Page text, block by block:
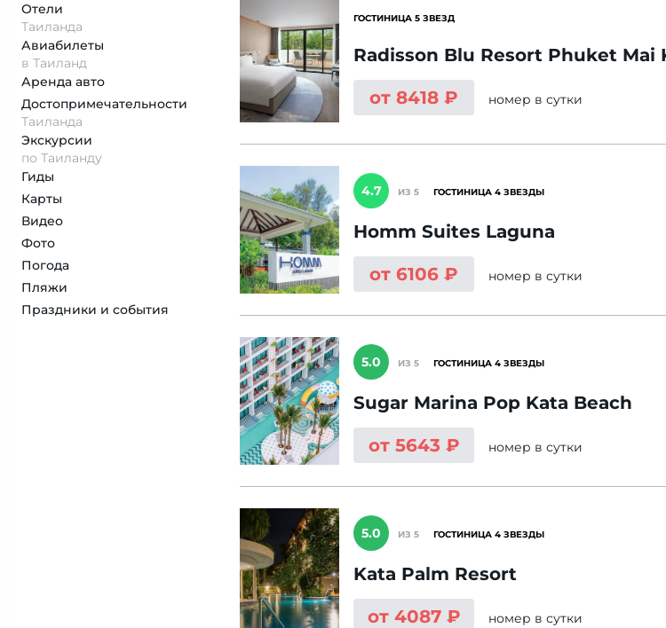
Отели
Таиланда
Авиабилеты
в Таиланд
Аренда авто
Достопримеча­тельности
Таиланда
Экскурсии
по Таиланду
Гиды
Карты
Видео
Фото
Погода
Пляжи
Праздники и события
ГОСТИНИЦА 5 ЗВЕЗД
Radisson Blu Resort Phuket Mai
от 8418 ₽
номер в сутки
4.7 ИЗ 5 ГОСТИНИЦА 4 ЗВЕЗДЫ
Homm Suites Laguna
от 6106 ₽
номер в сутки
5.0 ИЗ 5 ГОСТИНИЦА 4 ЗВЕЗДЫ
Sugar Marina Pop Kata Beach
от 5643 ₽
номер в сутки
5.0 ИЗ 5 ГОСТИНИЦА 4 ЗВЕЗДЫ
Kata Palm Resort
от 4087 ₽
номер в сутки